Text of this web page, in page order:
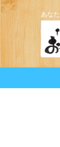
あな